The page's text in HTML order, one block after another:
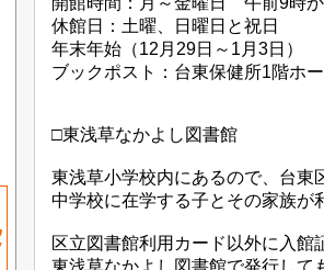
休館日：土曜、日曜日と祝日
年末年始（12月29日～1月3日）
ブックポスト：台東保健所1階ホ
□東浅草なかよし図書館
東浅草小学校内にあるので、台東
中学校に在学する子とその家族が
区立図書館利用カード以外に入館
東浅草なかよし図書館で発行して